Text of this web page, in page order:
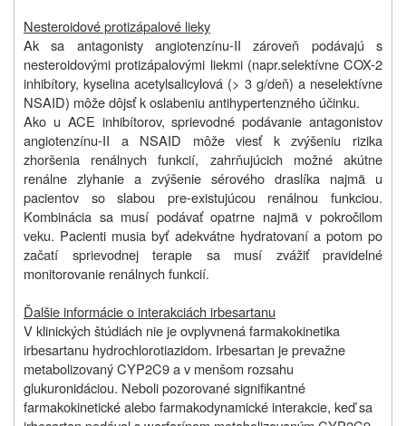
Nesteroidové protizápalové lieky
Ak sa antagonisty angiotenzínu-II zároveň podávajú s
nesteroidovými protizápalovými liekmi (napr.selektívne COX-2
inhibítory, kyselina acetylsalicylová (> 3 g/deň) a neselektívne
NSAID) môže dôjsť k oslabeniu antihypertenzného účinku.
Ako u ACE inhibítorov, sprievodné podávanie antagonistov
angiotenzínu-II a NSAID môže viesť k zvýšeniu rizika
zhoršenia renálnych funkcií, zahrňujúcich možné akútne
renálne zlyhanie a zvýšenie sérového draslíka najmä u
pacientov so slabou pre-existujúcou renálnou funkciou.
Kombinácia sa musí podávať opatrne najmä v pokročilom
veku. Pacienti musia byť adekvátne hydratovaní a potom po
začatí sprievodnej terapie sa musí zvážiť pravidelné
monitorovanie renálnych funkcií.
Ďalšie informácie o interakciách irbesartanu
V klinických štúdiách nie je ovplyvnená farmakokinetika
irbesartanu hydrochlorotiazidom. Irbesartan je prevažne
metabolizovaný CYP2C9 a v menšom rozsahu
glukuronidáciou. Neboli pozorované signifikantné
farmakokinetické alebo farmakodynamické interakcie, keď sa